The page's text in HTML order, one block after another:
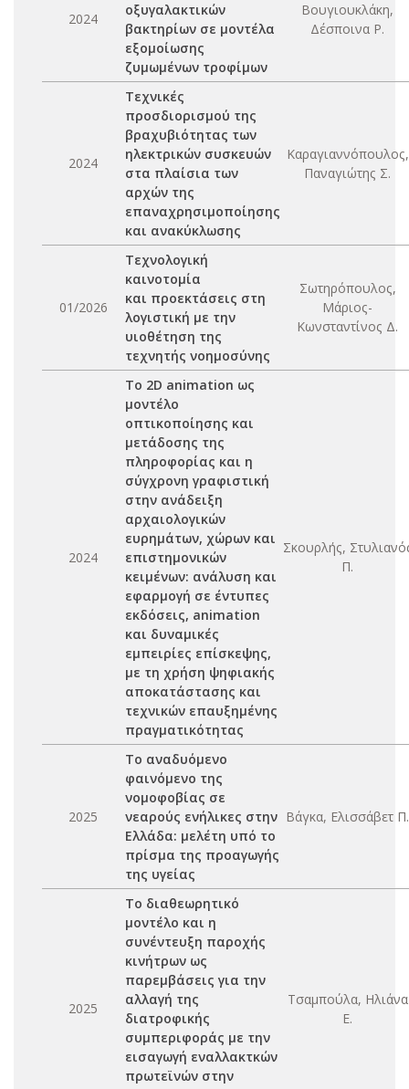
2024
οξυγαλακτικών
βακτηρίων σε μοντέλα
εξομοίωσης
ζυμωμένων τροφίμων
Βουγιουκλάκη,
Δέσποινα Ρ.
2024
Τεχνικές
προσδιορισμού της
βραχυβιότητας των
ηλεκτρικών συσκευών
στα πλαίσια των
αρχών της
επαναχρησιμοποίησης
και ανακύκλωσης
Καραγιαννόπουλος,
Παναγιώτης Σ.
01/2026
Τεχνολογική
καινοτομία
και προεκτάσεις στη
λογιστική με την
υιοθέτηση της
τεχνητής νοημοσύνης
Σωτηρόπουλος,
Μάριος-
Κωνσταντίνος Δ.
2024
Το 2D animation ως
μοντέλο
οπτικοποίησης και
μετάδοσης της
πληροφορίας και η
σύγχρονη γραφιστική
στην ανάδειξη
αρχαιολογικών
ευρημάτων, χώρων και
επιστημονικών
κειμένων: ανάλυση και
εφαρμογή σε έντυπες
εκδόσεις, animation
και δυναμικές
εμπειρίες επίσκεψης,
με τη χρήση ψηφιακής
αποκατάστασης και
τεχνικών επαυξημένης
πραγματικότητας
Σκουρλής,
Π.
2025
Το αναδυόμενο
φαινόμενο της
νομοφοβίας σε
νεαρούς ενήλικες στην
Ελλάδα: μελέτη υπό το
πρίσμα της προαγωγής
της υγείας
Βάγκα, Ελισσάβετ Π.
2025
Το διαθεωρητικό
μοντέλο και η
συνέντευξη παροχής
κινήτρων ως
παρεμβάσεις για την
αλλαγή της
διατροφικής
συμπεριφοράς με την
εισαγωγή εναλλακτκών
πρωτεϊνών στην
Τσαμπούλα, Ηλιάνα
Ε.